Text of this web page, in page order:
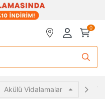
0
Akülü Vidalamalar